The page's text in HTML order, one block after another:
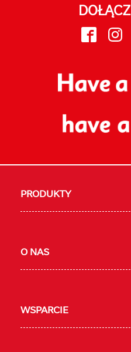
face inst
PRODUKTY
O NAS
WSPARCIE